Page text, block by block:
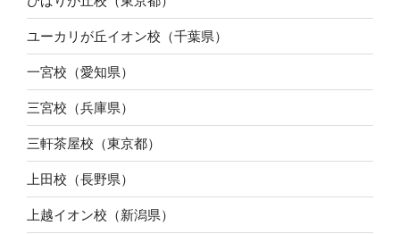
ユーカリが丘イオン校（千葉県）
一宮校（愛知県）
三宮校（兵庫県）
三軒茶屋校（東京都）
上田校（長野県）
上越イオン校（新潟県）